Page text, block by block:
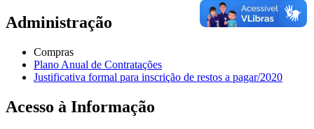
Administração
Compras
Plano Anual de Contratações
Justificativa formal para inscrição de restos a pagar/2020
Acesso à Informação